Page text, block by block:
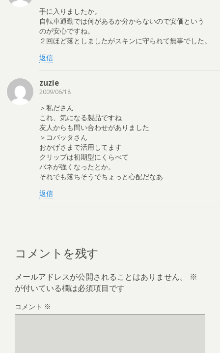
手に入りましたか。
自転車通勤では何があるか分からないので安価という
のが安心ですね。
２回ほど落としましたがスキンに守られて無事でした。
返信
zuzie
2009/06/18
＞私ださん
これ、気になる製品ですね
友人からも問い合わせがありました
＞コバッタさん
おかげさまで活用してます
クリップは初期型にくらべて
バネが強くなったとか。
それでも落ちそうでちょっと心配だなあ
返信
コメントを残す
メールアドレスが公開されることはありません。
※
が付いている欄は必須項目です
コメント ※